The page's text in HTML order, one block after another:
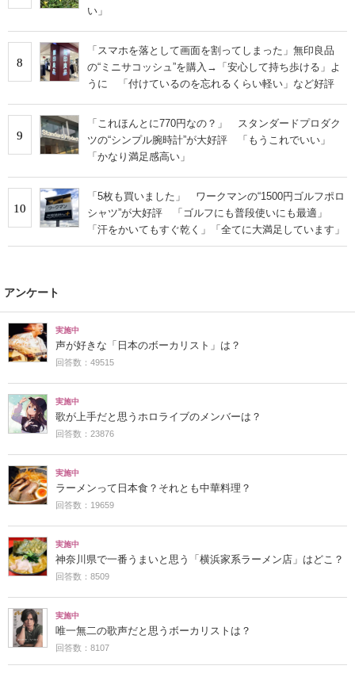
い」
8
「スマホを落として画面を割ってしまった」無印良品
の“ミニサコッシュ”を購入→「安心して持ち歩ける」よ
うに 「付けているのを忘れるくらい軽い」など好評
9
「これほんとに770円なの？」 スタンダードプロダク
ツの“シンプル腕時計”が大好評 「もうこれでいい」
「かなり満足感高い」
10
「5枚も買いました」 ワークマンの“1500円ゴルフポロ
シャツ”が大好評 「ゴルフにも普段使いにも最適」
「汗をかいてもすぐ乾く」「全てに大満足しています」
アンケート
実施中
声が好きな「日本のボーカリスト」は？
回答数：49515
実施中
歌が上手だと思うホロライブのメンバーは？
回答数：23876
実施中
ラーメンって日本食？それとも中華料理？
回答数：19659
実施中
神奈川県で一番うまいと思う「横浜家系ラーメン店」はどこ？
回答数：8509
実施中
唯一無二の歌声だと思うボーカリストは？
回答数：8107